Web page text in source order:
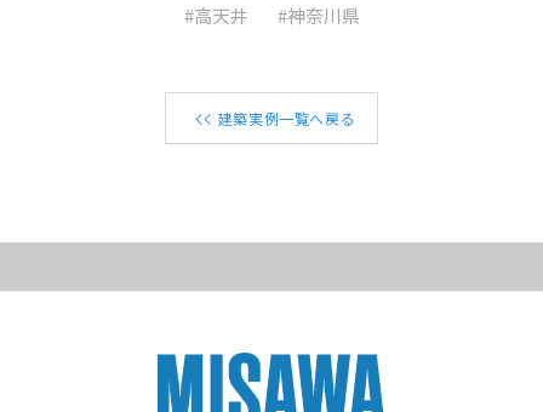
#高天井
#神奈川県
建築実例一覧へ戻る